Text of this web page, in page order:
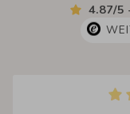
4.87/5